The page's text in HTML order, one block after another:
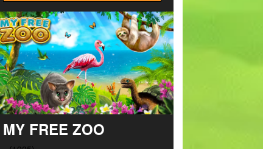
MY FREE ZOO